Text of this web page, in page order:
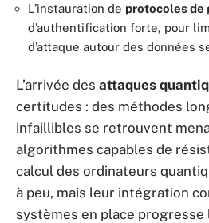
L’instauration de protocoles de
d’authentification forte, pour
d’attaque autour des données
L’arrivée des attaques
certitudes : des méthodes
infaillibles se retrouvent
algorithmes capables de
calcul des ordinateurs
à peu, mais leur intégration
systèmes en place